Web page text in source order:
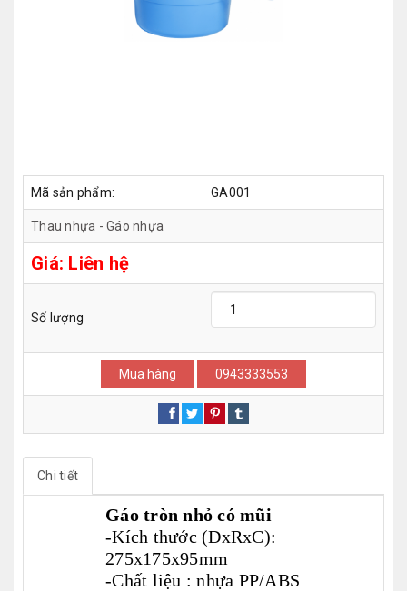
Mã sản phẩm: GA001
Thau nhựa - Gáo nhựa
Giá: Liên hệ
Số lượng
Mua hàng 0943333553
Chi tiết
Gáo tròn nhỏ có mũi
-Kích thước (DxRxC):
275x175x95mm
-Chất liệu : nhựa PP/ABS